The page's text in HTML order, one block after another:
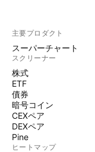
主要プロダクト
スーパーチャート
スクリーナー
株式
ETF
債券
暗号コイン
CEXペア
DEXペア
Pine
ヒートマップ